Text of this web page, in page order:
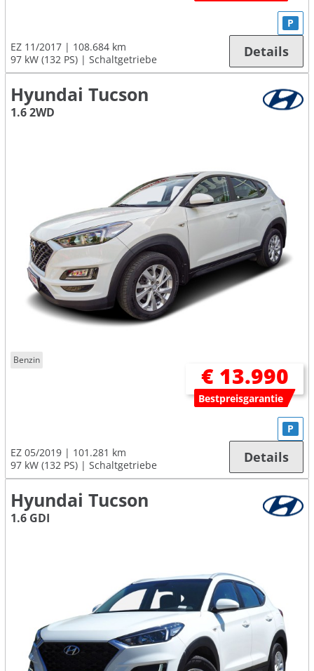
EZ 11/2017
108.684 km
97 kW (132 PS)
Schaltgetriebe
P
Details
Hyundai Tucson
1.6 2WD
Benzin
€ 13.990
Bestpreisgarantie
EZ 05/2019
101.281 km
97 kW (132 PS)
Schaltgetriebe
P
Details
Hyundai Tucson
1.6 GDI